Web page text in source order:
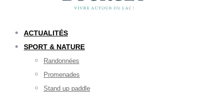
ACTUALITÉS
SPORT & NATURE
Randonnées
Promenades
Stand up paddle